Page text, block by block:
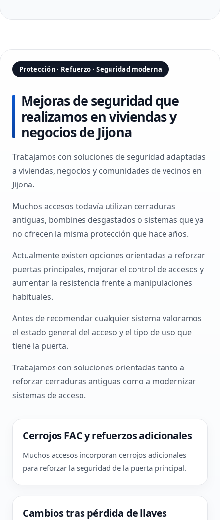
Protección · Refuerzo · Seguridad moderna
Mejoras de seguridad que
realizamos en viviendas y
negocios de Jijona
Trabajamos con soluciones de seguridad adaptadas
a viviendas, negocios y comunidades de vecinos en
Jijona.
Muchos accesos todavía utilizan cerraduras
antiguas, bombines desgastados o sistemas que ya
no ofrecen la misma protección que hace años.
Actualmente existen opciones orientadas a reforzar
puertas principales, mejorar el control de accesos y
aumentar la resistencia frente a manipulaciones
habituales.
Antes de recomendar cualquier sistema valoramos
el estado general del acceso y el tipo de uso que
tiene la puerta.
Trabajamos con soluciones orientadas tanto a
reforzar cerraduras antiguas como a modernizar
sistemas de acceso.
Cerrojos FAC y refuerzos adicionales
Muchos accesos incorporan cerrojos adicionales
para reforzar la seguridad de la puerta principal.
Cambios tras pérdida de llaves